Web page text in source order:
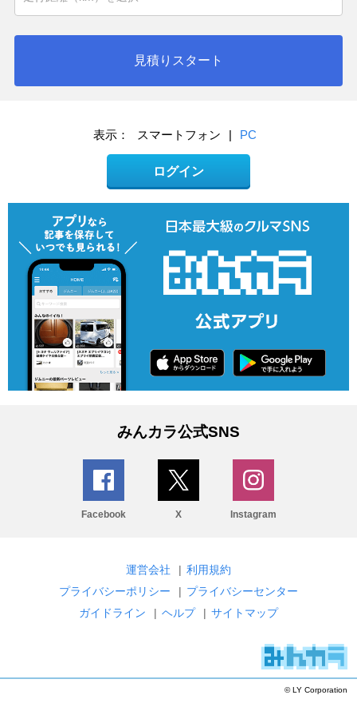
見積りスタート
表示： スマートフォン | PC
ログイン
みんカラ公式SNS
Facebook X Instagram
運営会社 | 利用規約
プライバシーポリシー
| プライバシーセンター
ガイドライン
| ヘルプ | サイトマップ
© LY Corporation